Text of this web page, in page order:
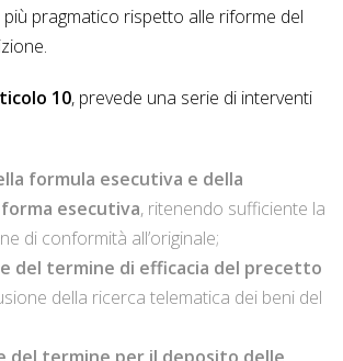
pragmatico rispetto alle riforme del
10, prevede una serie di interventi
formula esecutiva e della
esecutiva, ritenendo sufficiente la
di conformità all’originale;
del termine di efficacia del precetto
della ricerca telematica dei beni del